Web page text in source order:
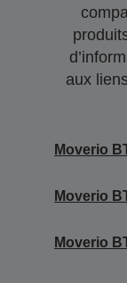
aux
Moverio
Moverio
Moverio